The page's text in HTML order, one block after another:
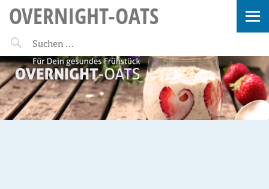
OVERNIGHT-OATS